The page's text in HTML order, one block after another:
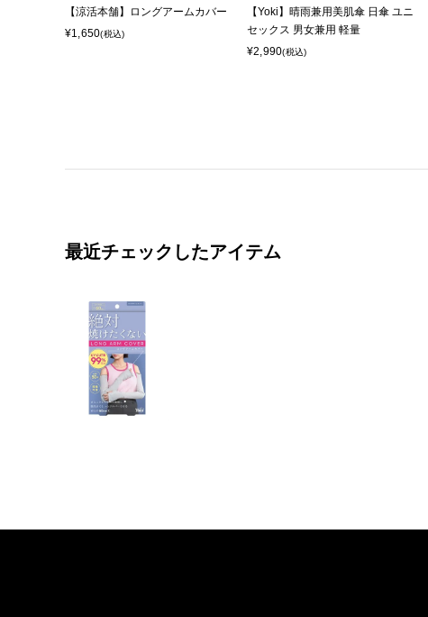
【涼活本舗】ロングアームカバー
¥1,650(税込)
【Yoki】晴雨兼用美肌傘 日傘 ユニ
セックス 男女兼用 軽量
¥2,990(税込)
最近チェックしたアイテム